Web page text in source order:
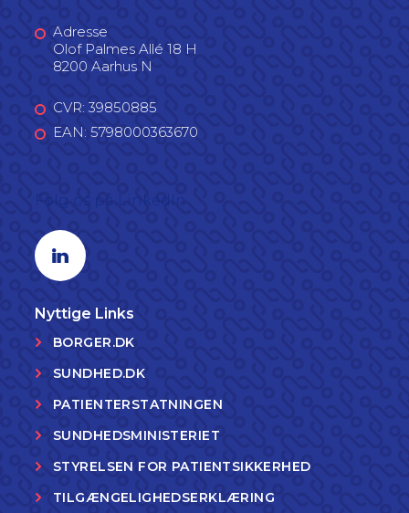
Adresse
Olof Palmes Allé 18 H
8200 Aarhus N
CVR: 39850885
EAN: 5798000363670
Linkedin profil
Nyttige Links
BORGER.DK
SUNDHED.DK
PATIENTERSTATNINGEN
SUNDHEDSMINISTERIET
STYRELSEN FOR PATIENTSIKKERHED
TILGÆNGELIGHEDSERKLÆRING